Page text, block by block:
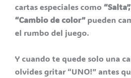
cartas especiales como
“Cambio de color” pueden
el rumbo del juego.
Y cuando te quede solo una
olvides gritar “UNO!” antes